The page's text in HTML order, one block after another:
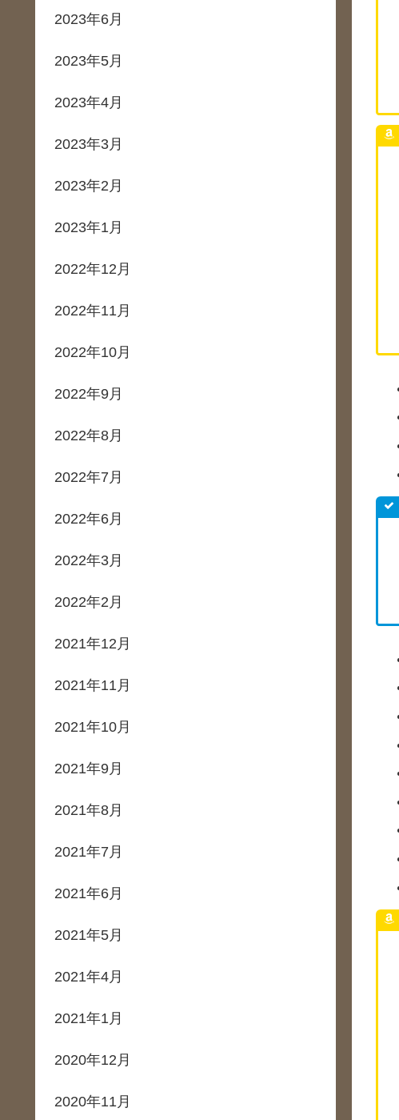
2023年6月
2023年5月
2023年4月
2023年3月
2023年2月
2023年1月
2022年12月
2022年11月
2022年10月
2022年9月
2022年8月
2022年7月
2022年6月
2022年3月
2022年2月
2021年12月
2021年11月
2021年10月
2021年9月
2021年8月
2021年7月
2021年6月
2021年5月
2021年4月
2021年1月
2020年12月
2020年11月